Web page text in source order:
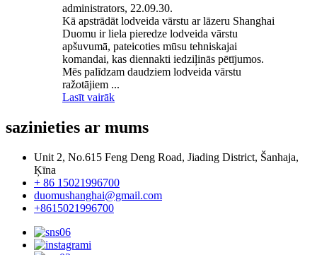
administrators, 22.09.30.
Kā apstrādāt lodveida vārstu ar lāzeru Shanghai
Duomu ir liela pieredze lodveida vārstu
apšuvumā, pateicoties mūsu tehniskajai
komandai, kas diennakti iedziļinās pētījumos.
Mēs palīdzam daudziem lodveida vārstu
ražotājiem ...
Lasīt vairāk
sazinieties ar mums
Unit 2, No.615 Feng Deng Road, Jiading District, Šanhaja,
Ķīna
+ 86 15021996700
duomushanghai@gmail.com
+8615021996700